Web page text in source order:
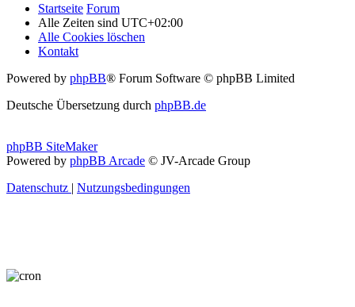
Startseite Forum
Alle Zeiten sind UTC+02:00
Alle Cookies löschen
Kontakt
Powered by phpBB® Forum Software © phpBB Limited
Deutsche Übersetzung durch phpBB.de
phpBB SiteMaker
Powered by phpBB Arcade © JV-Arcade Group
Datenschutz | Nutzungsbedingungen